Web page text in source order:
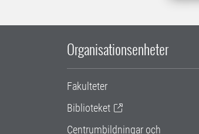
Organisationsenheter
Fakulteter
Biblioteket
Centrumbildningar och